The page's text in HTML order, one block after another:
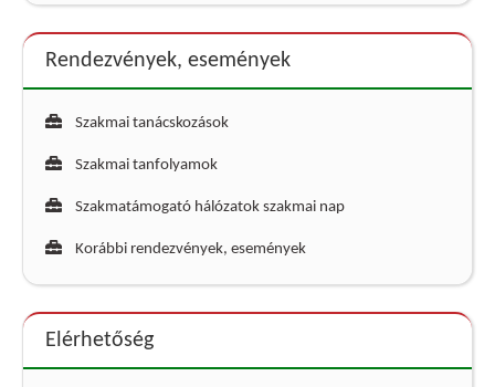
Rendezvények, események
Szakmai tanácskozások
Szakmai tanfolyamok
Szakmatámogató hálózatok szakmai nap
Korábbi rendezvények, események
Elérhetőség